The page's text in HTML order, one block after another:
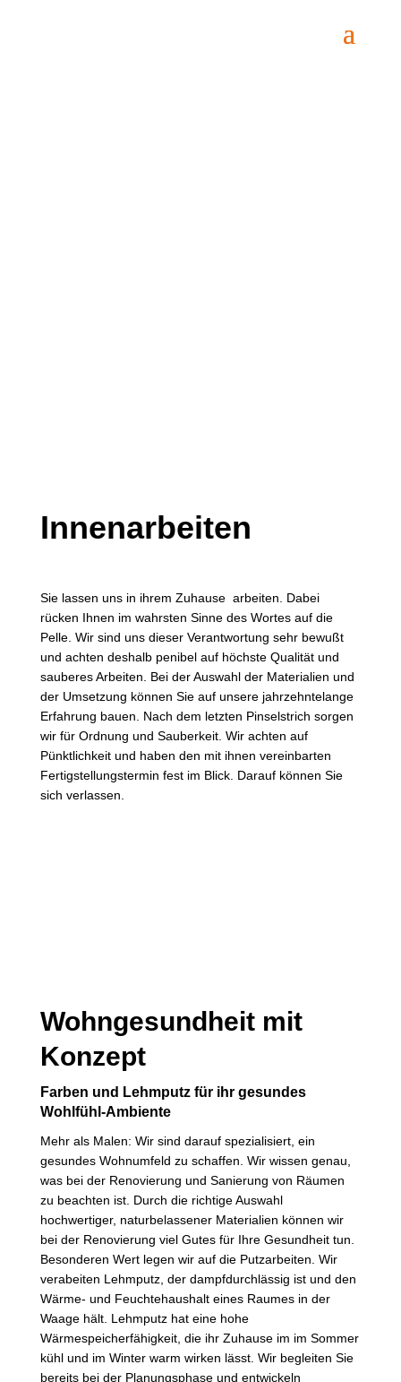
Innenarbeiten
Sie lassen uns in ihrem Zuhause arbeiten. Dabei
rücken Ihnen im wahrsten Sinne des Wortes auf die
Pelle. Wir sind uns dieser Verantwortung sehr bewußt
und achten deshalb penibel auf höchste Qualität und
sauberes Arbeiten. Bei der Auswahl der Materialien und
der Umsetzung können Sie auf unsere jahrzehntelange
Erfahrung bauen. Nach dem letzten Pinselstrich sorgen
wir für Ordnung und Sauberkeit. Wir achten auf
Pünktlichkeit und haben den mit ihnen vereinbarten
Fertigstellungstermin fest im Blick. Darauf können Sie
sich verlassen.
Wohngesundheit mit
Konzept
Farben und Lehmputz für ihr gesundes
Wohlfühl-Ambiente
Mehr als Malen: Wir sind darauf spezialisiert, ein
gesundes Wohnumfeld zu schaffen. Wir wissen genau,
was bei der Renovierung und Sanierung von Räumen
zu beachten ist. Durch die richtige Auswahl
hochwertiger, naturbelassener Materialien können wir
bei der Renovierung viel Gutes für Ihre Gesundheit tun.
Besonderen Wert legen wir auf die Putzarbeiten. Wir
verabeiten Lehmputz, der dampfdurchlässig ist und den
Wärme- und Feuchtehaushalt eines Raumes in der
Waage hält. Lehmputz hat eine hohe
Wärmespeicherfähigkeit, die ihr Zuhause im im Sommer
kühl und im Winter warm wirken lässt. Wir begleiten Sie
bereits bei der Planungsphase und entwickeln